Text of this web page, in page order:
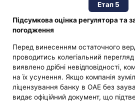
Етап 5
Підсумкова оцінка регулятора та
погодження
Перед винесенням остаточного
проводитись колегіальний
виявлено дрібні невідповідності,
на їх усунення. Якщо компанія
ліцензування банку в ОАЕ без
видає офіційний документ, що